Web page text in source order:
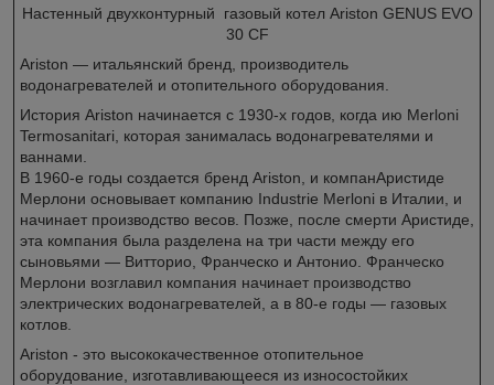
Настенный двухконтурный газовый котел Ariston GENUS EVO
30 CF
Ariston — итальянский бренд, производитель
водонагревателей и отопительного оборудования.
История Ariston начинается с 1930-х годов, когда ию Merloni
Termosanitari, которая занималась водонагревателями и
ваннами.
В 1960-е годы создается бренд Ariston, и компанАристиде
Мерлони основывает компанию Industrie Merloni в Италии, и
начинает производство весов. Позже, после смерти Аристиде,
эта компания была разделена на три части между его
сыновьями — Витторио, Франческо и Антонио. Франческо
Мерлони возглавил компания начинает производство
электрических водонагревателей, а в 80-е годы — газовых
котлов.
Ariston - это высококачественное отопительное
оборудование, изготавливающееся из износостойких